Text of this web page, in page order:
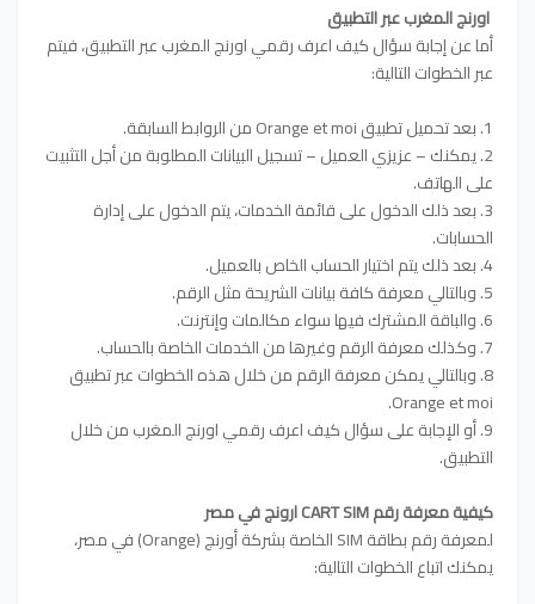
اورنج المغرب عبر التطبيق
أما عن إجابة سؤال كيف اعرف رقمي اورنج المغرب عبر التطبيق، فيتم
عبر الخطوات التالية:
1. بعد تحميل تطبيق Orange et moi من الروابط السابقة.
2. يمكنك – عزيزي العميل – تسجيل البيانات المطلوبة من أجل التثبيت
على الهاتف.
3. بعد ذلك الدخول على قائمة الخدمات، يتم الدخول على إدارة
الحسابات.
4. بعد ذلك يتم اختيار الحساب الخاص بالعميل.
5. وبالتالي معرفة كافة بيانات الشريحة مثل الرقم.
6. والباقة المشترك فيها سواء مكالمات وإنترنت.
7. وكذلك معرفة الرقم وغيرها من الخدمات الخاصة بالحساب.
8. وبالتالي يمكن معرفة الرقم من خلال هذه الخطوات عبر تطبيق
Orange et moi.
9. أو الإجابة على سؤال كيف اعرف رقمي اورنج المغرب من خلال
التطبيق.
كيفية معرفة رقم CART SIM ارونج في مصر
لمعرفة رقم بطاقة SIM الخاصة بشركة أورنج (Orange) في مصر،
يمكنك اتباع الخطوات التالية: